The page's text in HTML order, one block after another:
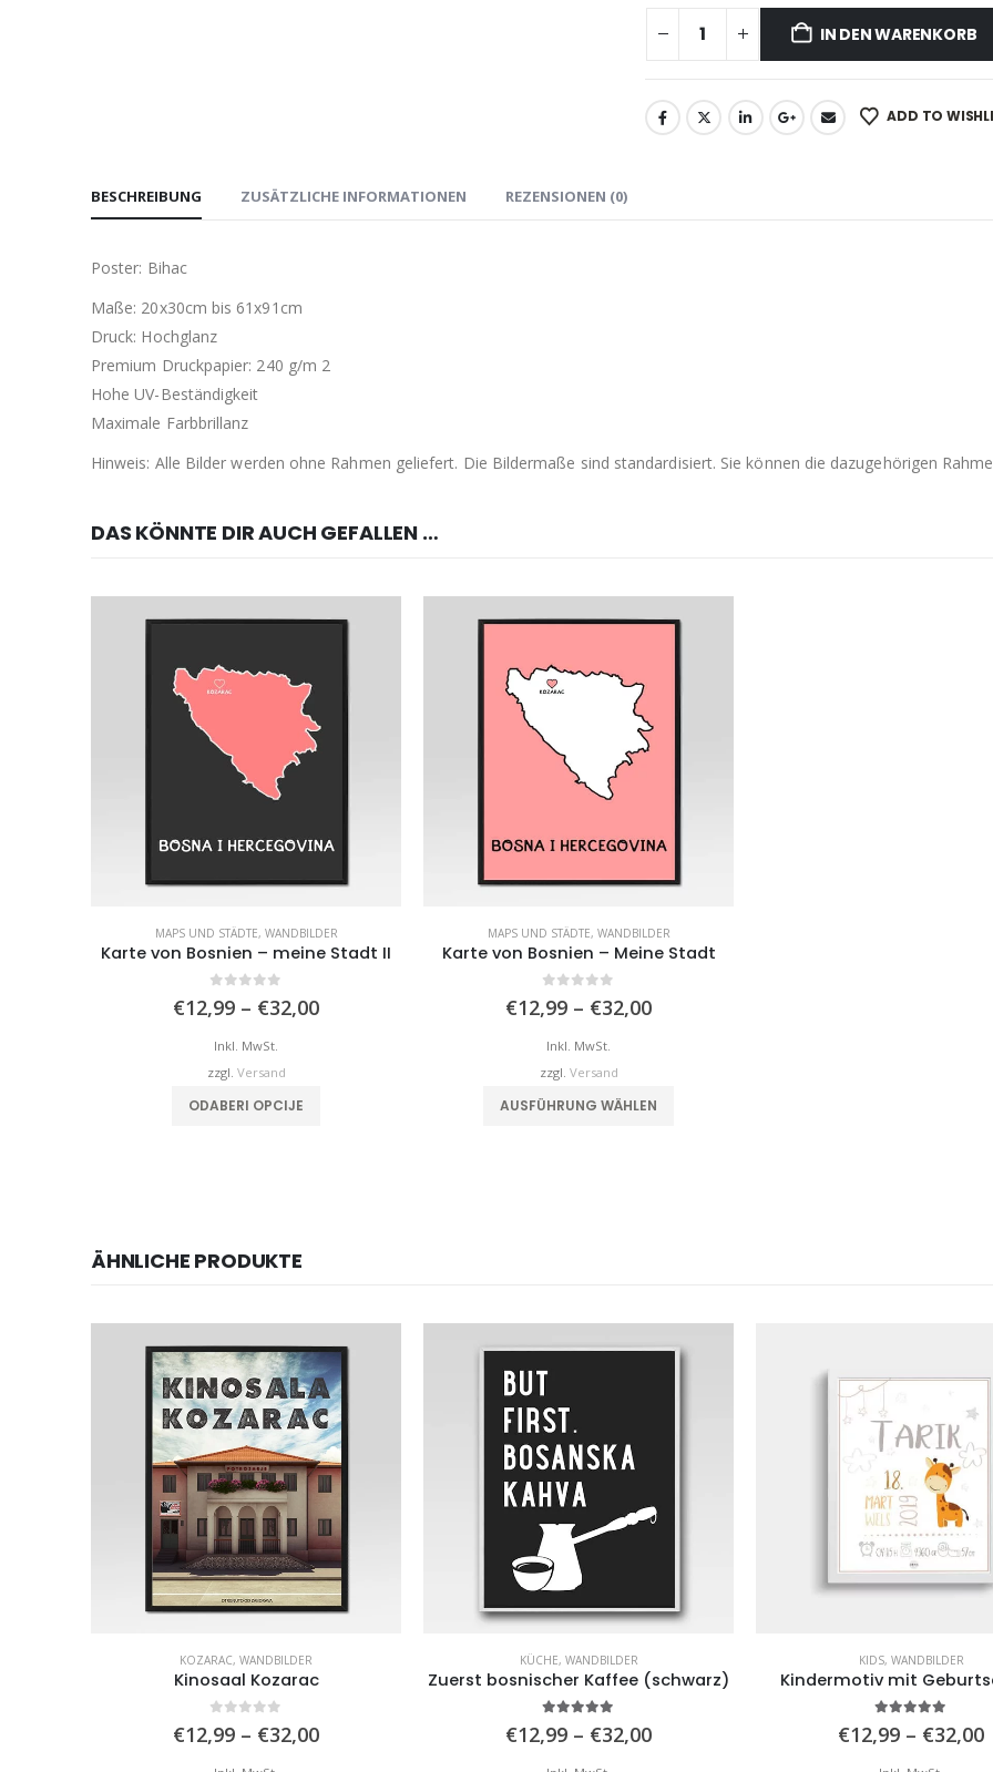
IN DEN WARENKORB
ADD TO
BESCHREIBUNG ZUSÄTZLICHE INFORMATIONEN REZENSIONEN (0)
Poster: Bihac
Maße: 20x30cm bis 61x91cm
Druck: Hochglanz
Premium Druckpapier: 240 g/m 2
Hohe UV-Beständigkeit
Maximale Farbbrillanz
Hinweis: Alle Bilder werden ohne Rahmen geliefert. Die Bildermaße sind standardisiert. Sie können die dazugehörigen
DAS KÖNNTE DIR AUCH GEFALLEN …
MAPS UND STÄDTE, WANDBILDER
Karte von Bosnien – meine Stadt II
€12,99 – €32,00Preisspanne:
Inkl. MwSt.
zzgl. Versand
ODABERI OPCIJE
MAPS UND STÄDTE, WANDBILDER
Karte von Bosnien – Meine Stadt
€12,99 – €32,00Preisspanne:
Inkl. MwSt.
zzgl. Versand
AUSFÜHRUNG WÄHLEN
ÄHNLICHE PRODUKTE
KOZARAC, WANDBILDER
Kinosaal Kozarac
€12,99 – €32,00Preisspanne:
KÜCHE, WANDBILDER
Zuerst bosnischer Kaffee (schwarz)
€12,99 – €32,00Preisspanne:
KIDS, WANDBILDER
Kindermotiv mit
€12,99 – €32,00